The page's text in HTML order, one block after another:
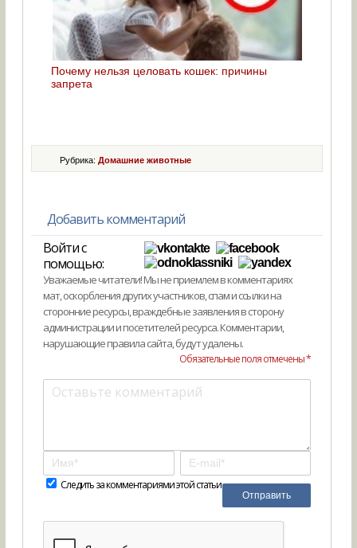
Почему нельзя целовать кошек: причины
запрета
Рубрика:Домашние животные
Добавить комментарий
Войти с
помощью:
Уважаемые читатели! Мы не приемлем в комментариях
мат, оскорбления других участников, спам и ссылки на
сторонние ресурсы, враждебные заявления в сторону
администрации и посетителей ресурса. Комментарии,
нарушающие правила сайта, будут удалены.
Обязательные поля отмечены *
Следить за комментариями этой статьи